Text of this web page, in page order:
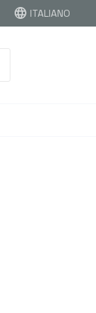
language ITALIANO